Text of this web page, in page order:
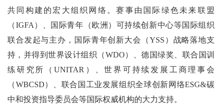
共同构建的宏大组织网络。赛事由国际绿色未来联盟
（IGFA）、国际青年（欧洲）可持续创新中心等国际组织
联合发起与主办，国际青年创新大会（YSS）战略落地支
持，并得到世界设计组织（WDO）、德国绿奖、联合国训
练研究所（UNITAR）、世界可持续发展工商理事会
（WBCSD）、联合国工业发展组织全球创新网络ESG&碳
中和投资指导委员会等国际权威机构的大力支持。